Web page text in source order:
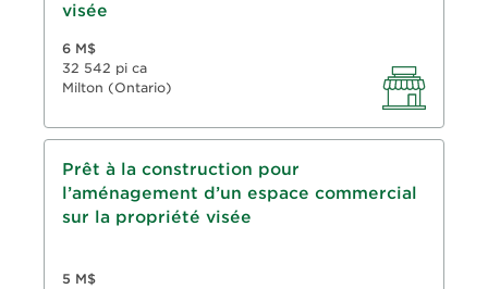
visée
6 M$
32 542 pi ca
Milton (Ontario)
Prêt à la construction pour
l’aménagement d’un espace commercial
sur la propriété visée
5 M$
Prolongation d’un prêt conventionnel
Prêt de 1 an, amortissement de 8 ans
RPV : 65 %